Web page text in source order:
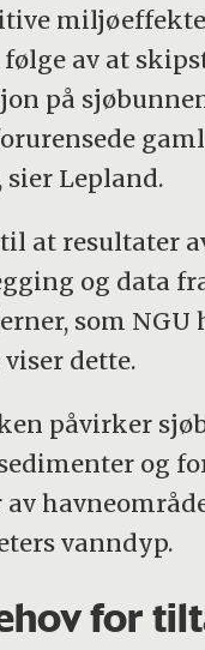
av at
på
sier Lepland.
at resultater
og data
som NGU
dette.
påvirker
og
av
vanndyp.
for